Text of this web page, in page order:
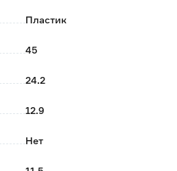
Пластик
45
24.2
12.9
Нет